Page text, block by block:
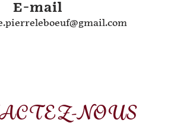
E-mail
NOUS